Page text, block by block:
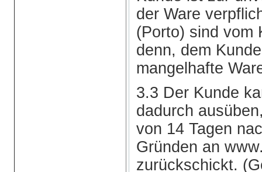
der Ware
(Porto) sind vom
denn, dem
mangelhafte
3.3 Der Kunde
dadurch
von 14 Tagen
Gründen an
zurückschickt.